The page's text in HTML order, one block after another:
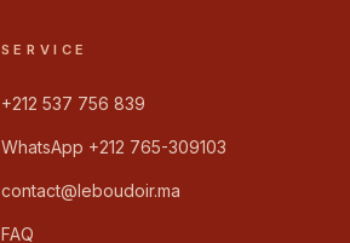
SERVICE
+212 537 756 839
WhatsApp +212 765-309103
contact@leboudoir.ma
FAQ